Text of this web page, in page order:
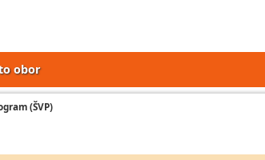
obor
(ŠVP)